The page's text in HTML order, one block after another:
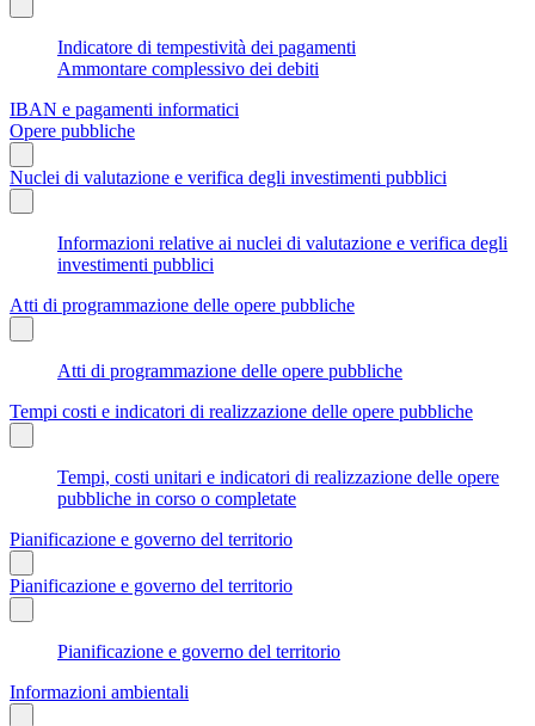
Indicatore di tempestività dei pagamenti
Ammontare complessivo dei debiti
IBAN e pagamenti informatici
Opere pubbliche
Nuclei di valutazione e verifica degli investimenti pubblici
Informazioni relative ai nuclei di valutazione e verifica degli
investimenti pubblici
Atti di programmazione delle opere pubbliche
Atti di programmazione delle opere pubbliche
Tempi costi e indicatori di realizzazione delle opere pubbliche
Tempi, costi unitari e indicatori di realizzazione delle opere
pubbliche in corso o completate
Pianificazione e governo del territorio
Pianificazione e governo del territorio
Pianificazione e governo del territorio
Informazioni ambientali